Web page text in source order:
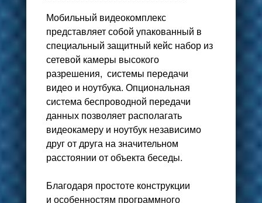
Мобильный видеокомплекс
представляет собой упакованный в
специальный защитный кейс набор из
сетевой камеры высокого
разрешения, системы передачи
видео и ноутбука. Опциональная
система беспроводной передачи
данных позволяет располагать
видеокамеру и ноутбук независимо
друг от друга на значительном
расстоянии от объекта беседы.
Благодаря простоте конструкции
и особенностям программного